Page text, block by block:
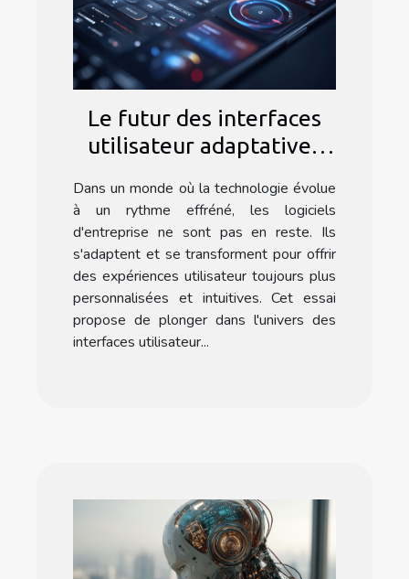
Le futur des interfaces
utilisateur adaptatives
d'entreprise
Dans un monde où la technologie évolue
à un rythme effréné, les logiciels
d'entreprise ne sont pas en reste. Ils
s'adaptent et se transforment pour offrir
des expériences utilisateur toujours plus
personnalisées et intuitives. Cet essai
propose de plonger dans l'univers des
interfaces utilisateur...